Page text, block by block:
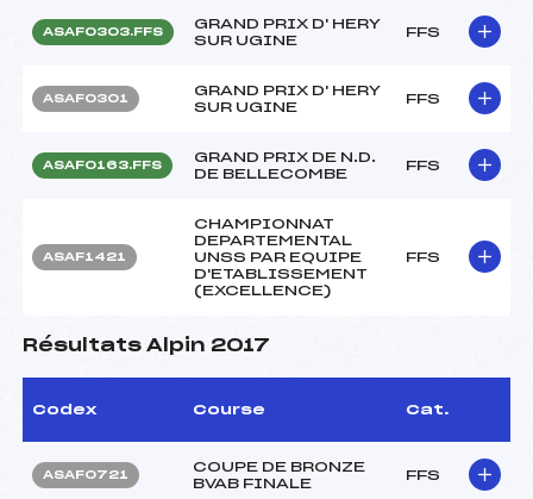
ASAF0303.FFS
GRAND PRIX D' HERY
SUR UGINE
FFS
ASAF0301
GRAND PRIX D' HERY
SUR UGINE
FFS
ASAF0163.FFS
GRAND PRIX DE N.D.
DE BELLECOMBE
FFS
ASAF1421
CHAMPIONNAT
DEPARTEMENTAL
UNSS PAR EQUIPE
D'ETABLISSEMENT
(EXCELLENCE)
FFS
Résultats Alpin 2017
Codex Course Cat.
ASAF0721
COUPE DE BRONZE
BVAB FINALE
FFS